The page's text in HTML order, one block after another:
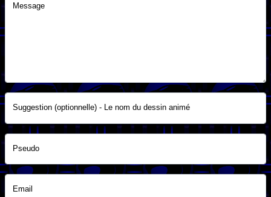
Message
Suggestion (optionnelle) - Le nom du dessin animé
Pseudo
Email